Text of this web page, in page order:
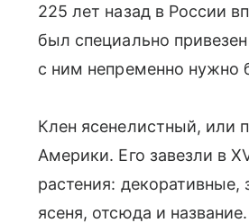
225 лет назад в России
был специально
с ним непременно нужно
Клен ясенелистный, или
Америки. Его завезли в
растения:
ясеня, отсюда и